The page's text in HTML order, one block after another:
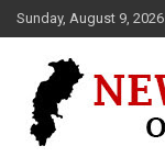
Skip
to
Sunday, August 9, 2026